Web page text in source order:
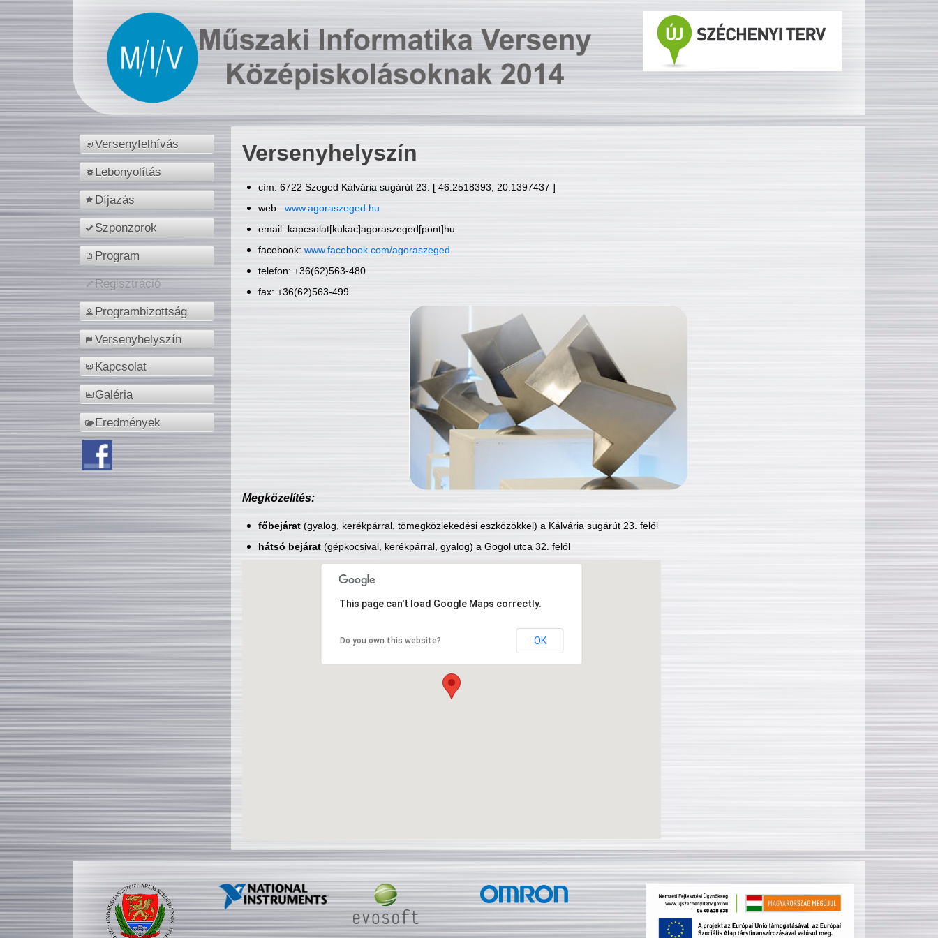
Versenyfelhívás
Lebonyolítás
Díjazás
Szponzorok
Program
Regisztráció
Programbizottság
Versenyhelyszín
Kapcsolat
Galéria
Eredmények
Versenyhelyszín
cím: 6722 Szeged Kálvária sugárút 23. [ 46.2518393, 20.1397437 ]
web: www.agoraszeged.hu
email: kapcsolat[kukac]agoraszeged[pont]hu
facebook: www.facebook.com/agoraszeged
telefon: +36(62)563-480
fax: +36(62)563-499
Megközelítés:
főbejárat(gyalog, kerékpárral, tömegközlekedési eszközökkel) a Kálvária sugárút 23. felől
hátsó bejárat(gépkocsival, kerékpárral, gyalog) a Gogol utca 32. felől
This page can't load Google Maps correctly.
Do you own this website? OK